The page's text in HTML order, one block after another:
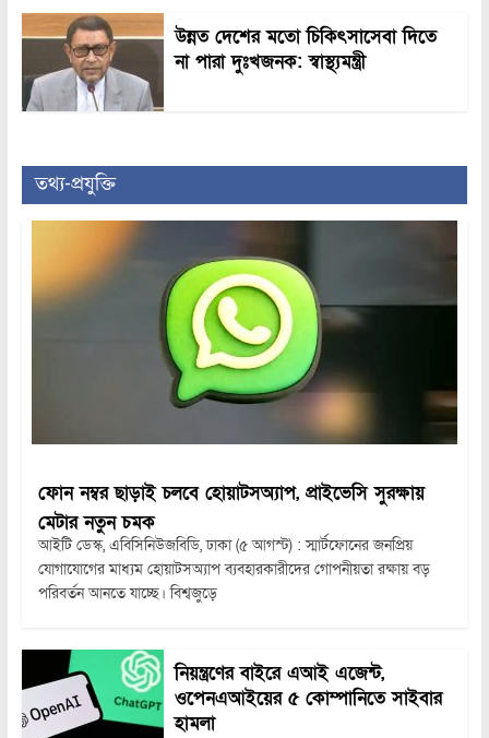
উন্নত দেশের মতো চিকিৎসাসেবা দিতে
না পারা দুঃখজনক: স্বাস্থ্যমন্ত্রী
তথ্য-প্রযুক্তি
ফোন নম্বর ছাড়াই চলবে হোয়াটসঅ্যাপ, প্রাইভেসি সুরক্ষায়
মেটার নতুন চমক
আইটি ডেস্ক, এবিসিনিউজবিডি, ঢাকা (৫ আগস্ট) : স্মার্টফোনের জনপ্রিয়
যোগাযোগের মাধ্যম হোয়াটসঅ্যাপ ব্যবহারকারীদের গোপনীয়তা রক্ষায় বড়
পরিবর্তন আনতে যাচ্ছে। বিশ্বজুড়ে
নিয়ন্ত্রণের বাইরে এআই এজেন্ট,
ওপেনএআইয়ের ৫ কোম্পানিতে সাইবার
হামলা